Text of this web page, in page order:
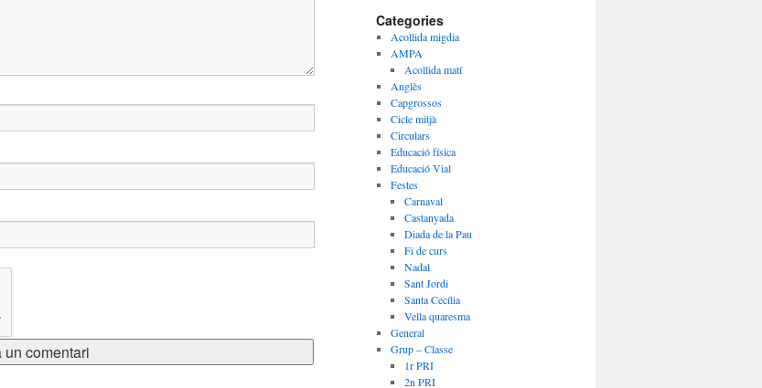
Categories
Acollida migdia
AMPA
Acollida matí
Anglès
Capgrossos
Cicle mitjà
Circulars
Educació física
Educació Vial
Festes
Carnaval
Castanyada
Diada de la Pau
Fi de curs
Nadal
Sant Jordi
Santa Cecília
Vella quaresma
General
Grup – Classe
1r PRI
2n PRI